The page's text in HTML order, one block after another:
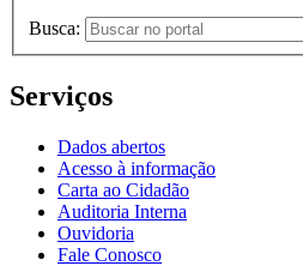
Busca:
Serviços
Dados abertos
Acesso à informação
Carta ao Cidadão
Auditoria Interna
Ouvidoria
Fale Conosco